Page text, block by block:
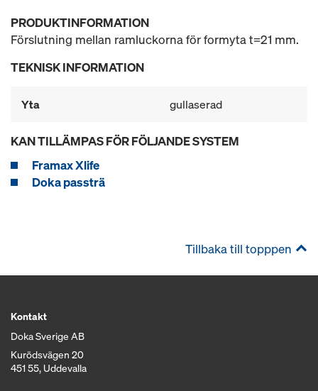
PRODUKTINFORMATION
Förslutning mellan ramluckorna för formyta t=21 mm.
TEKNISK INFORMATION
Yta gullaserad
KAN TILLÄMPAS FÖR FÖLJANDE SYSTEM
Framax Xlife
Doka passträ
Tillbaka till topppen
Kontakt
Doka Sverige AB
Kurödsvägen 20
451 55, Uddevalla